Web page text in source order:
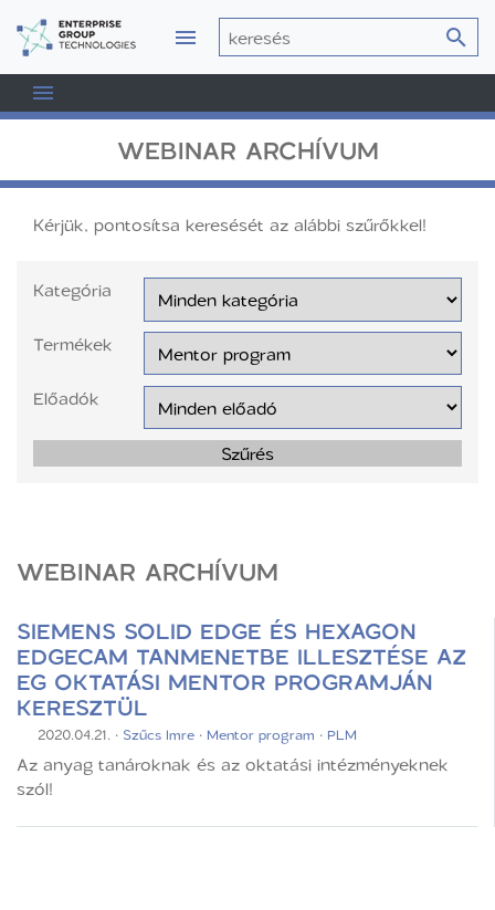
WEBINAR ARCHÍVUM
Kérjük, pontosítsa keresését az alábbi szűrőkkel!
Kategória
Termékek
Előadók
Szűrés
WEBINAR ARCHÍVUM
SIEMENS SOLID EDGE ÉS HEXAGON
EDGECAM TANMENETBE ILLESZTÉSE AZ
EG OKTATÁSI MENTOR PROGRAMJÁN
KERESZTÜL
2020.04.21. · Szűcs Imre · Mentor program · PLM
Az anyag tanároknak és az oktatási intézményeknek
szól!